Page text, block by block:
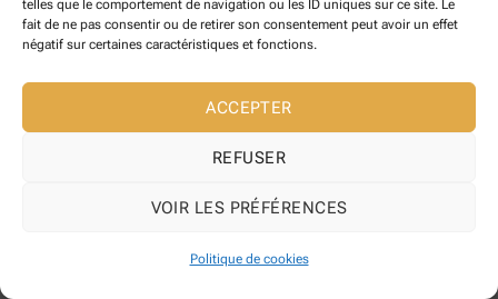
telles que le comportement de navigation ou les ID uniques sur ce site. Le
fait de ne pas consentir ou de retirer son consentement peut avoir un effet
négatif sur certaines caractéristiques et fonctions.
ACCEPTER
REFUSER
VOIR LES PRÉFÉRENCES
Politique de cookies
Maire de ReynesSite web développé l' Agence web
Pixelicom